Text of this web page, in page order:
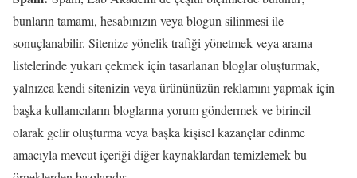
bunların tamamı, hesabınızın veya blogun silinmesi ile
sonuçlanabilir. Sitenize yönelik trafiği yönetmek veya arama
listelerinde yukarı çekmek için tasarlanan bloglar oluşturmak,
yalnızca kendi sitenizin veya ürününüzün reklamını yapmak için
başka kullanıcıların bloglarına yorum göndermek ve birincil
olarak gelir oluşturma veya başka kişisel kazançlar edinme
amacıyla mevcut içeriği diğer kaynaklardan temizlemek bu